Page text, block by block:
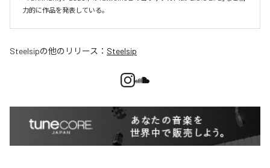
力的に作品を発表している。
Steelsipの他のリリース： Steelsip